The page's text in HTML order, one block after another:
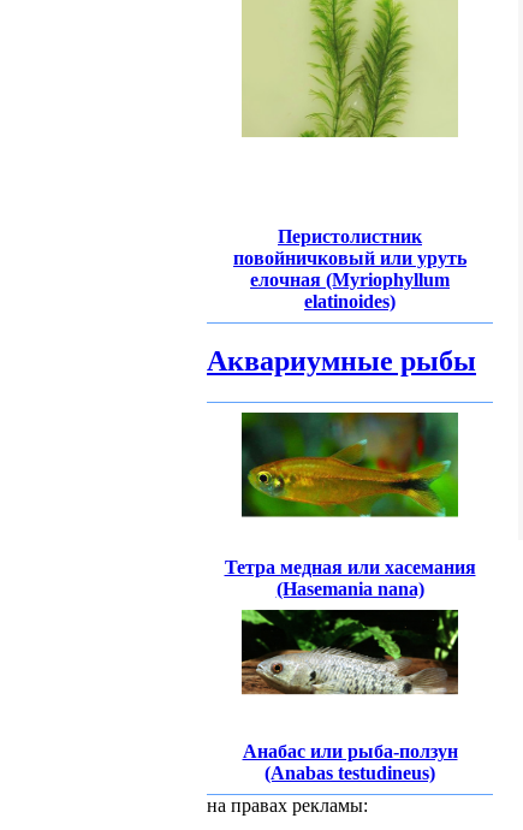
Перистолистник
повойничковый или уруть
елочная (Myriophyllum
elatinoides)
Аквариумные рыбы
Тетра медная или хасемания
(Hasemania nana)
Анабас или рыба-ползун
(Anabas testudineus)
на правах рекламы: